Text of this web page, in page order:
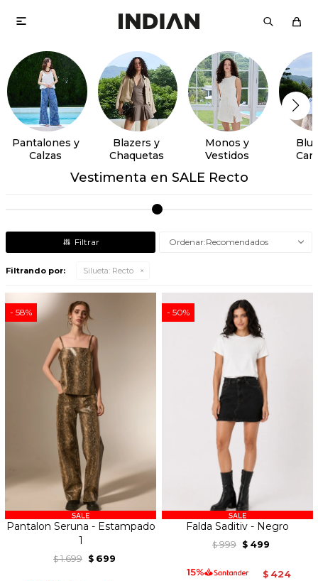

Pantalones y
Calzas
Blazers y
Chaquetas
Monos y
Vestidos
Vestimenta en SALE Recto
Recomendados
Filtrando por: Silueta: Recto
58
Pantalon Seruna - Estampado
1
$ 1.699 $ 699
50
Falda Saditiv - Negro
$ 999 $ 499
$ 424